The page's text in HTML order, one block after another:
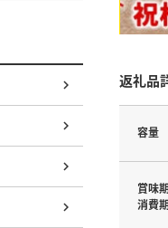
返礼品
容量
賞味
消費